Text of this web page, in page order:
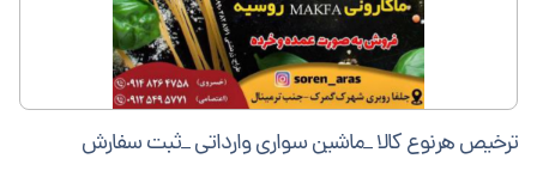
ترخیص هرنوع کالا _ماشین سواری وارداتی _ثبت سفارش